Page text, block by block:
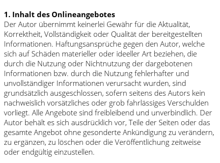
1. Inhalt des Onlineangebotes
Der Autor übernimmt keinerlei Gewähr für die Aktualität,
Korrektheit, Vollständigkeit oder Qualität der bereitgestellten
Informationen. Haftungsansprüche gegen den Autor, welche
sich auf Schäden materieller oder ideeller Art beziehen, die
durch die Nutzung oder Nichtnutzung der dargebotenen
Informationen bzw. durch die Nutzung fehlerhafter und
unvollständiger Informationen verursacht wurden, sind
grundsätzlich ausgeschlossen, sofern seitens des Autors kein
nachweislich vorsätzliches oder grob fahrlässiges Verschulden
vorliegt. Alle Angebote sind freibleibend und unverbindlich. Der
Autor behält es sich ausdrücklich vor, Teile der Seiten oder das
gesamte Angebot ohne gesonderte Ankündigung zu verändern,
zu ergänzen, zu löschen oder die Veröffentlichung zeitweise
oder endgültig einzustellen.